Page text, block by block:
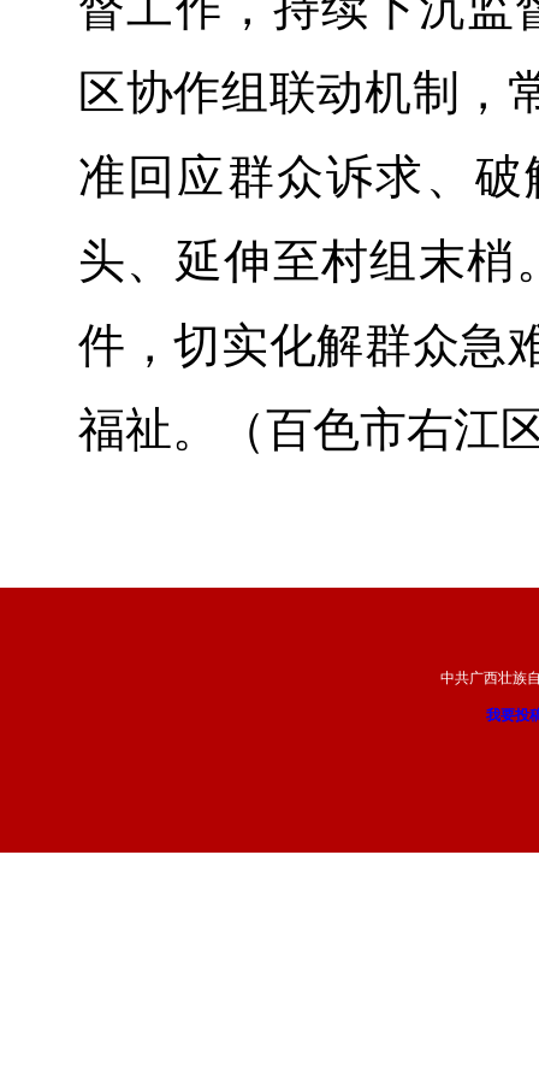
区协作组联动机制，
准回应群众诉求、
头、延伸至村组末梢
件，切实化解群众急
福祉。（百色市右江
中共广西壮族
我要投